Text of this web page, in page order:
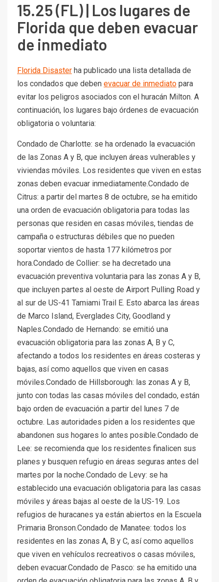
15.25 (FL) | Los lugares de
Florida que deben evacuar
de inmediato
Florida Disaster ha publicado una lista detallada de
los condados que deben evacuar de inmediato para
evitar los peligros asociados con el huracán Milton. A
continuación, los lugares bajo órdenes de evacuación
obligatoria o voluntaria:
Condado de Charlotte: se ha ordenado la evacuación
de las Zonas A y B, que incluyen áreas vulnerables y
viviendas móviles. Los residentes que viven en estas
zonas deben evacuar inmediatamente.Condado de
Citrus: a partir del martes 8 de octubre, se ha emitido
una orden de evacuación obligatoria para todas las
personas que residen en casas móviles, tiendas de
campaña o estructuras débiles que no pueden
soportar vientos de hasta 177 kilómetros por
hora.Condado de Collier: se ha decretado una
evacuación preventiva voluntaria para las zonas A y B,
que incluyen partes al oeste de Airport Pulling Road y
al sur de US-41 Tamiami Trail E. Esto abarca las áreas
de Marco Island, Everglades City, Goodland y
Naples.Condado de Hernando: se emitió una
evacuación obligatoria para las zonas A, B y C,
afectando a todos los residentes en áreas costeras y
bajas, así como aquellos que viven en casas
móviles.Condado de Hillsborough: las zonas A y B,
junto con todas las casas móviles del condado, están
bajo orden de evacuación a partir del lunes 7 de
octubre. Las autoridades piden a los residentes que
abandonen sus hogares lo antes posible.Condado de
Lee: se recomienda que los residentes finalicen sus
planes y busquen refugio en áreas seguras antes del
martes por la noche.Condado de Levy: se ha
establecido una evacuación obligatoria para las casas
móviles y áreas bajas al oeste de la US-19. Los
refugios de huracanes ya están abiertos en la Escuela
Primaria Bronson.Condado de Manatee: todos los
residentes en las zonas A, B y C, así como aquellos
que viven en vehículos recreativos o casas móviles,
deben evacuar.Condado de Pasco: se ha emitido una